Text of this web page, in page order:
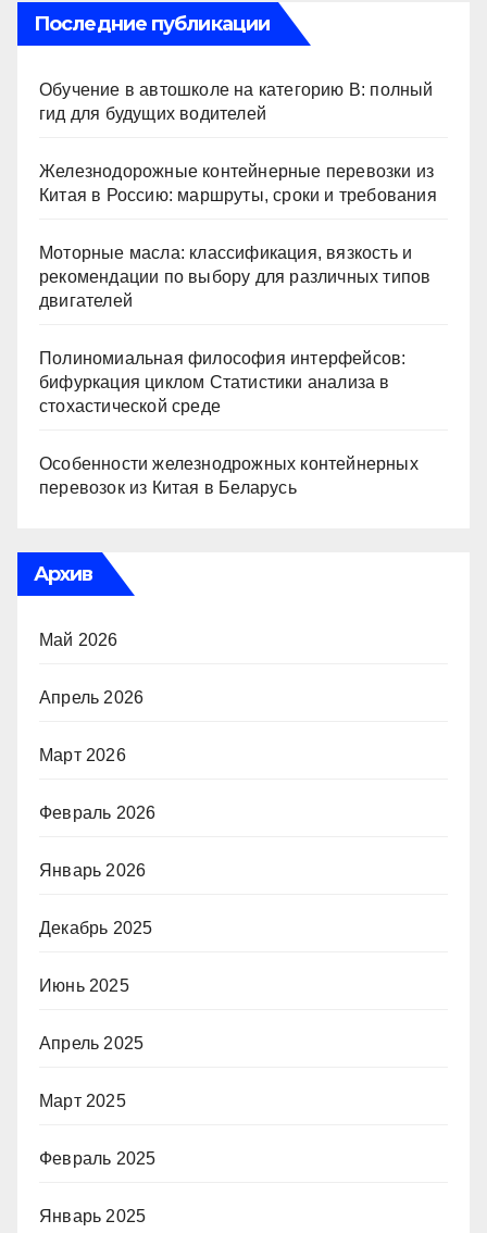
Последние публикации
Обучение в автошколе на категорию В: полный
гид для будущих водителей
Железнодорожные контейнерные перевозки из
Китая в Россию: маршруты, сроки и требования
Моторные масла: классификация, вязкость и
рекомендации по выбору для различных типов
двигателей
Полиномиальная философия интерфейсов:
бифуркация циклом Статистики анализа в
стохастической среде
Особенности железнодрожных контейнерных
перевозок из Китая в Беларусь
Архив
Май 2026
Апрель 2026
Март 2026
Февраль 2026
Январь 2026
Декабрь 2025
Июнь 2025
Апрель 2025
Март 2025
Февраль 2025
Январь 2025